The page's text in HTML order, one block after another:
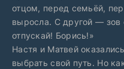
отцом, перед семьёй,
выросла. С другой — зов
отпускай! Борись!»
Настя и Матвей
выбрать свой путь. Но